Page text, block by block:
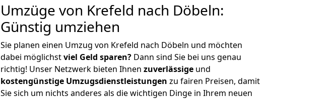
Umzüge von Krefeld nach Döbeln:
Günstig umziehen
Sie planen einen Umzug von Krefeld nach Döbeln und möchten
dabei möglichstviel Geld sparen? Dann sind Sie bei uns genau
richtig! Unser Netzwerk bieten Ihnen zuverlässige und
kostengünstige Umzugsdienstleistungen zu fairen Preisen, damit
Sie sich um nichts anderes als die wichtigen Dinge in Ihrem neuen